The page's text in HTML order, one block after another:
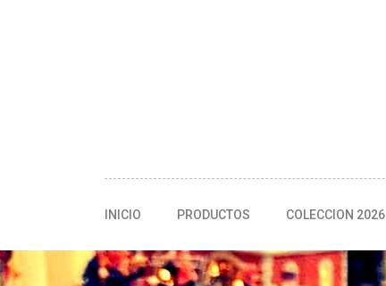
INICIO PRODUCTOS COLECCION 2026